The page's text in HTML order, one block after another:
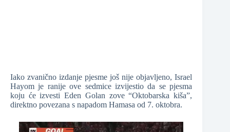
Iako zvanično izdanje pjesme još nije objavljeno, Israel
Hayom je ranije ove sedmice izvijestio da se pjesma
koju će izvesti Eden Golan zove “Oktobarska kiša”,
direktno povezana s napadom Hamasa od 7. oktobra.